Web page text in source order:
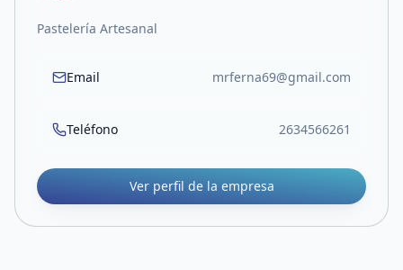
Pastelería Artesanal
Email mrferna69@gmail.com
Teléfono 2634566261
Ver perfil de la empresa